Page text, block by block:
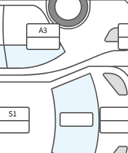
A3
S1